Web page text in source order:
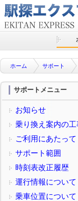
ホーム サポート
サポートメニュー
お知らせ
乗り換え案内の
ご利用にあたって
サポート範囲
時刻表改正履歴
運行情報について
乗車位置について